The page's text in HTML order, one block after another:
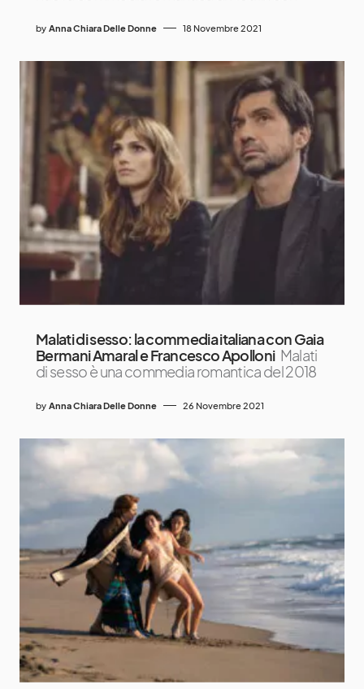
by Anna Chiara Delle Donne 18 Novembre 2021
Malati di sesso: la commedia italiana con Gaia
Bermani Amaral e Francesco Apolloni Malati
di sesso è una commedia romantica del 2018
by Anna Chiara Delle Donne 26 Novembre 2021